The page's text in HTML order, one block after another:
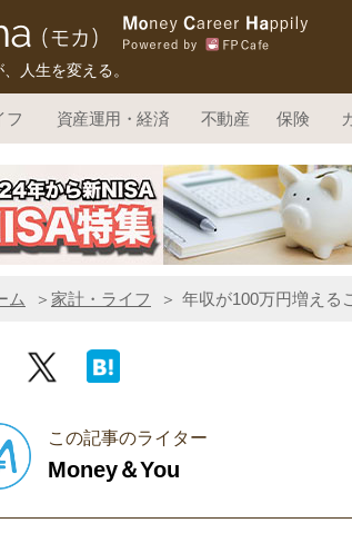
人生を変える。
フ 資産運用・経済 不動産 保険
ム 家計・ライフ 年収が100万円増える
この記事のライター
Money＆You